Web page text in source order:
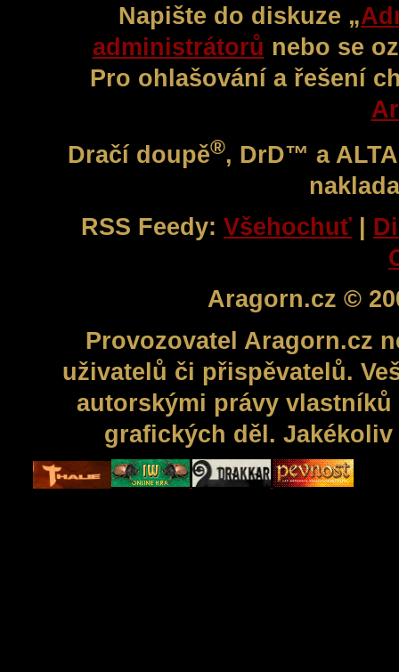
Napište do diskuze „
administrátorů nebo se
Pro ohlašování a řešení
Dračí doupě®, DrD™ a
RSS Feedy: Všehochuť |
Aragorn.cz ©
Provozovatel Aragorn.cz
uživatelů či přispěvatelů.
autorskými právy
grafických děl.